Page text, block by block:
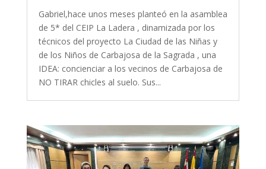
Gabriel,hace unos meses planteó en la asamblea
de 5* del CEIP La Ladera , dinamizada por los
técnicos del proyecto La Ciudad de las Niñas y
de los Niños de Carbajosa de la Sagrada , una
IDEA: concienciar a los vecinos de Carbajosa de
NO TIRAR chicles al suelo. Sus...